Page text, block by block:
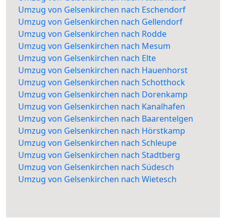
Umzug von Gelsenkirchen nach Eschendorf
Umzug von Gelsenkirchen nach Gellendorf
Umzug von Gelsenkirchen nach Rodde
Umzug von Gelsenkirchen nach Mesum
Umzug von Gelsenkirchen nach Elte
Umzug von Gelsenkirchen nach Hauenhorst
Umzug von Gelsenkirchen nach Schotthock
Umzug von Gelsenkirchen nach Dorenkamp
Umzug von Gelsenkirchen nach Kanalhafen
Umzug von Gelsenkirchen nach Baarentelgen
Umzug von Gelsenkirchen nach Hörstkamp
Umzug von Gelsenkirchen nach Schleupe
Umzug von Gelsenkirchen nach Stadtberg
Umzug von Gelsenkirchen nach Südesch
Umzug von Gelsenkirchen nach Wietesch